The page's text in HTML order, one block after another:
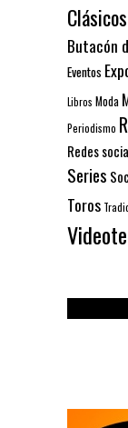
Butacón
Eventos
Libros Moda
Periodismo
Redes
Series
Toros